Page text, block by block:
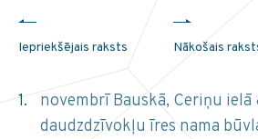
Iepriekšējais raksts Nākošais
novembrī Bauskā, Ceriņu ielā
daudzdzīvokļu īres nama